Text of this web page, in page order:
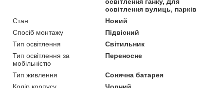
освітлення вулиць, парків
Стан
Новий
Спосіб монтажу
Підвісний
Тип освітлення
Світильник
Тип освітлення за
мобільністю
Переносне
Тип живлення
Сонячна батарея
Колір корпусу
Чорний